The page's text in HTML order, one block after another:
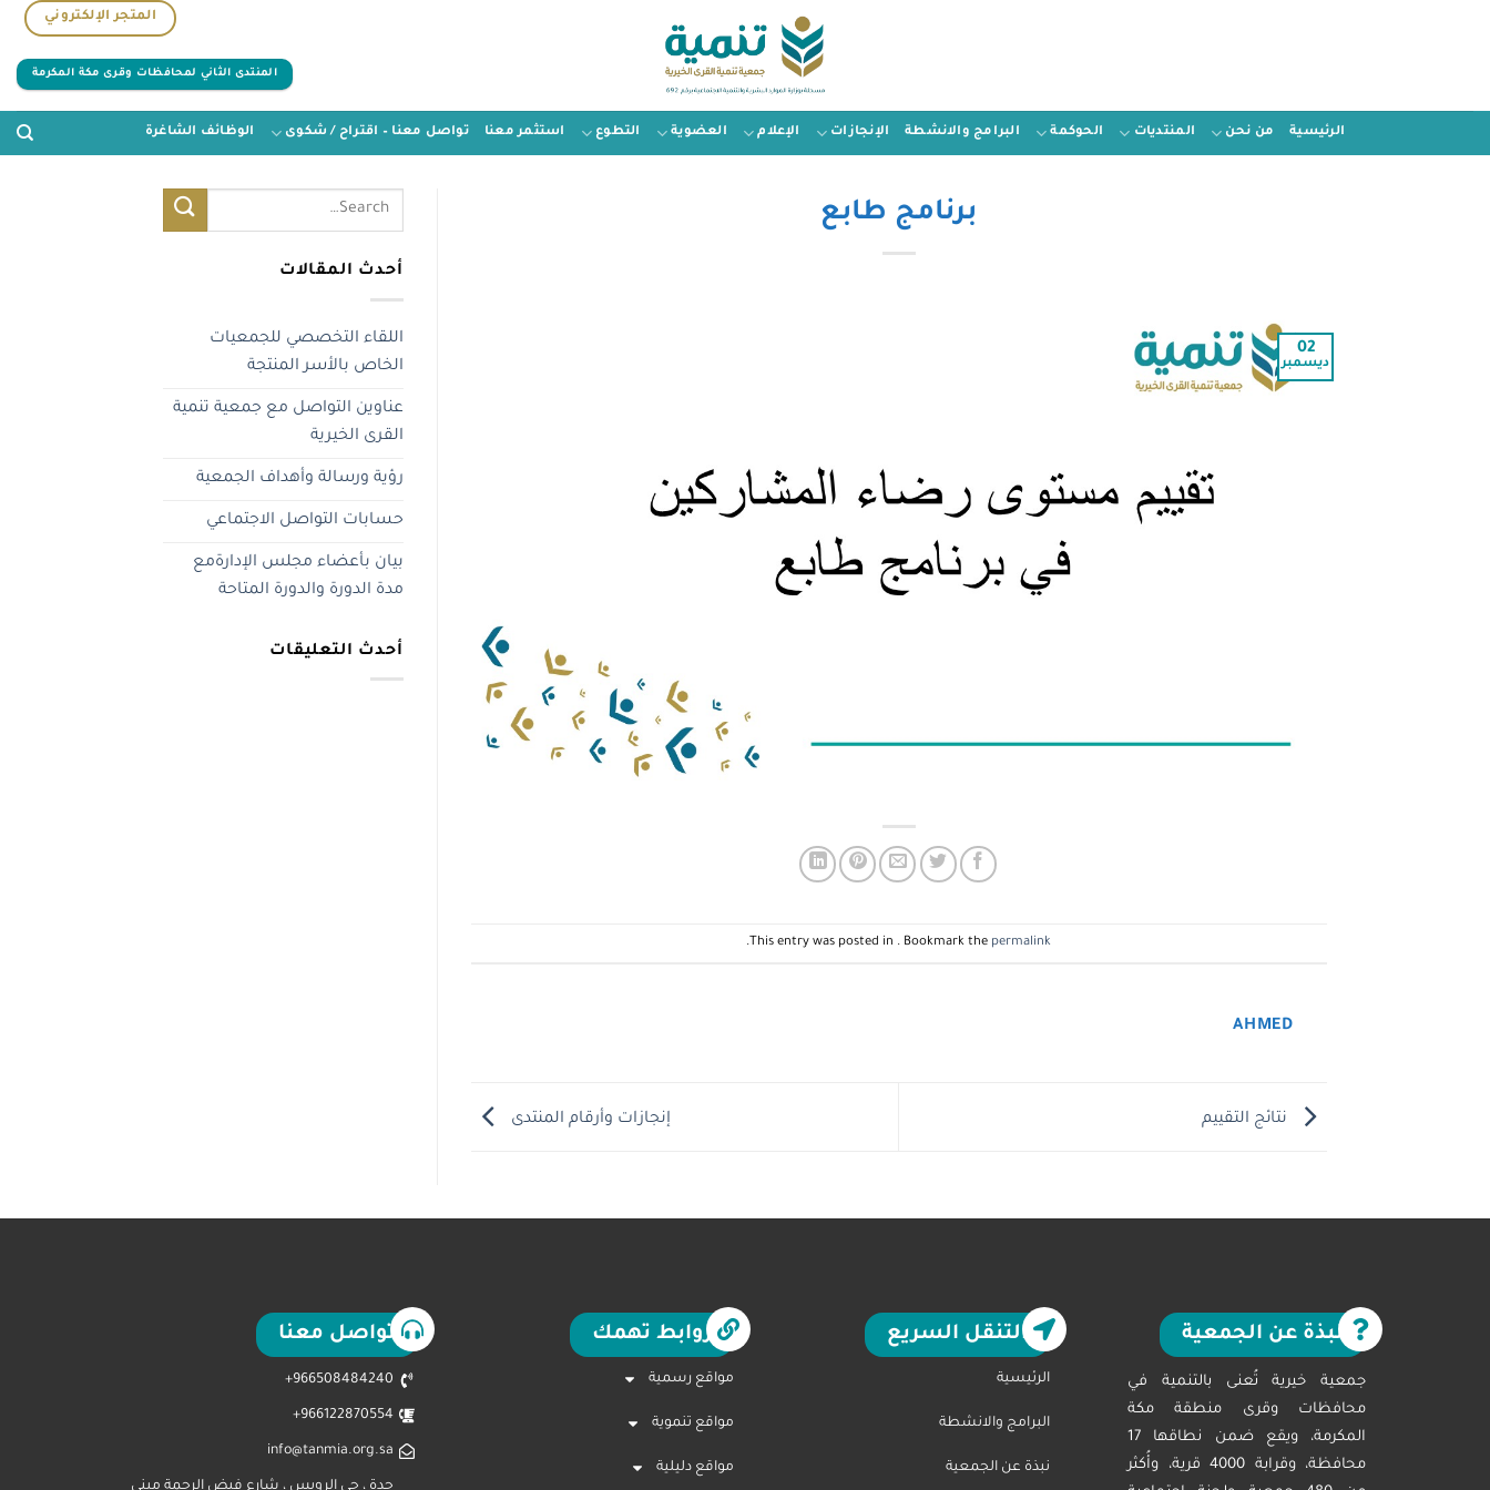
المتجر الإلكتروني
المنتدى الثاني لمحافظات وقرى مكة المكرمة
الرئيسية من نحن المنتديات الحوكمة البرامج والانشطة الإنجازات الإعلام العضوية التطوع استثمر معنا تواصل معنا – اقتراح / شكوى الوظائف الشاغرة
برنامج طابع
02
ديسمبر
This entry was posted in . Bookmark the permalink
.
AHMED
نتائج التقييم إنجازات وأرقام المنتدى
أحدث المقالات
اللقاء التخصصي للجمعيات
الخاص بالأسر المنتجة
عناوين التواصل مع جمعية تنمية
القرى الخيرية
رؤية ورسالة وأهداف الجمعية
حسابات التواصل الاجتماعي
بيان بأعضاء مجلس الإدارةمع
مدة الدورة والدورة المتاحة
أحدث التعليقات
نبذة عن الجمعية
جمعية خيرية تُعنى بالتنمية في
محافظات وقرى منطقة مكة
المكرمة، ويقع ضمن نطاقها 17
محافظة، وقرابة 4000 قرية، وأُكثر
التنقل السريع
الرئيسية
البرامج والانشطة
نبذة عن الجمعية
روابط تهمك
مواقع رسمية
مواقع تنموية
مواقع دليلية
تواصل معنا
966508484240+
966122870554+
info@tanmia.org.sa
جدة ، حي الرويس ، شارع فيض الرحمة مبنى